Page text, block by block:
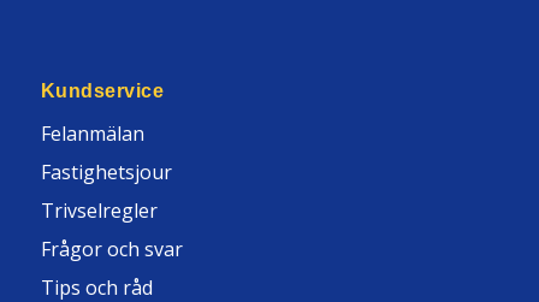
Kundservice
Felanmälan
Fastighetsjour
Trivselregler
Frågor och svar
Tips och råd